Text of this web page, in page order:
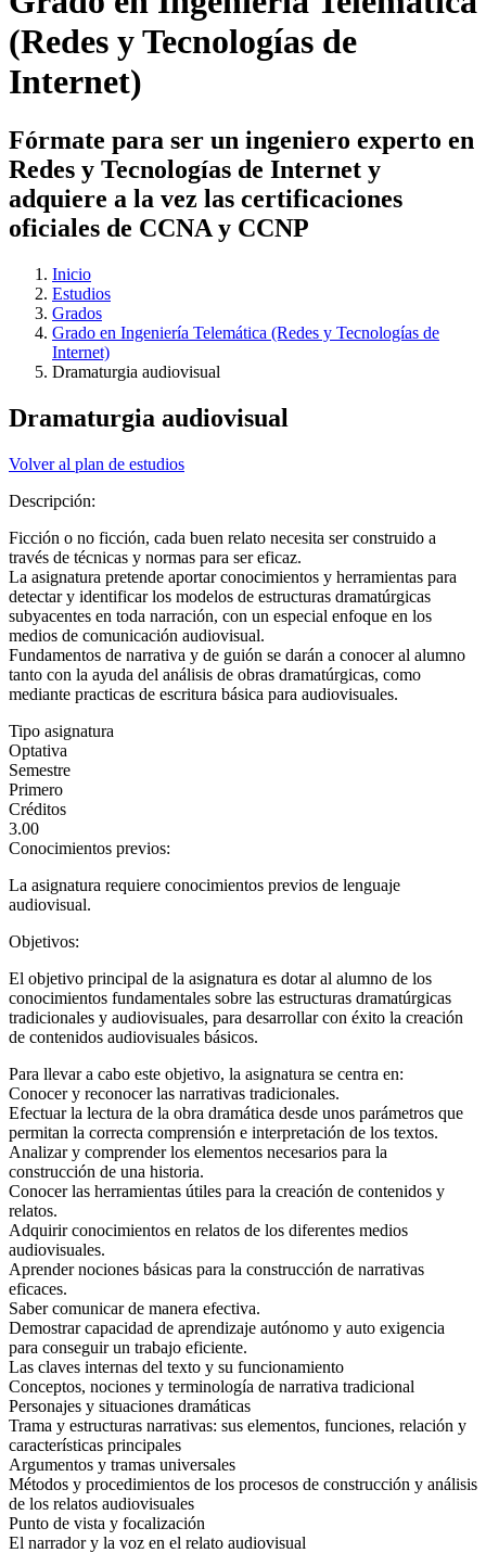
(Redes y Tecnologías de
Internet)
Fórmate para ser un ingeniero experto en
Redes y Tecnologías de Internet y
adquiere a la vez las certificaciones
oficiales de CCNA y CCNP
Inicio
Estudios
Grados
Grado en Ingeniería Telemática (Redes y Tecnologías de
Internet)
Dramaturgia audiovisual
Dramaturgia audiovisual
Volver al plan de estudios
Descripción:
Ficción o no ficción, cada buen relato necesita ser construido a
través de técnicas y normas para ser eficaz.
La asignatura pretende aportar conocimientos y herramientas para
detectar y identificar los modelos de estructuras dramatúrgicas
subyacentes en toda narración, con un especial enfoque en los
medios de comunicación audiovisual.
Fundamentos de narrativa y de guión se darán a conocer al alumno
tanto con la ayuda del análisis de obras dramatúrgicas, como
mediante practicas de escritura básica para audiovisuales.
Tipo asignatura
Optativa
Semestre
Primero
Créditos
3.00
Conocimientos previos:
La asignatura requiere conocimientos previos de lenguaje
audiovisual.
Objetivos:
El objetivo principal de la asignatura es dotar al alumno de los
conocimientos fundamentales sobre las estructuras dramatúrgicas
tradicionales y audiovisuales, para desarrollar con éxito la creación
de contenidos audiovisuales básicos.
Para llevar a cabo este objetivo, la asignatura se centra en:
Conocer y reconocer las narrativas tradicionales.
Efectuar la lectura de la obra dramática desde unos parámetros que
permitan la correcta comprensión e interpretación de los textos.
Analizar y comprender los elementos necesarios para la
construcción de una historia.
Conocer las herramientas útiles para la creación de contenidos y
relatos.
Adquirir conocimientos en relatos de los diferentes medios
audiovisuales.
Aprender nociones básicas para la construcción de narrativas
eficaces.
Saber comunicar de manera efectiva.
Demostrar capacidad de aprendizaje autónomo y auto exigencia
para conseguir un trabajo eficiente.
Las claves internas del texto y su funcionamiento
Conceptos, nociones y terminología de narrativa tradicional
Personajes y situaciones dramáticas
Trama y estructuras narrativas: sus elementos, funciones, relación y
características principales
Argumentos y tramas universales
Métodos y procedimientos de los procesos de construcción y análisis
de los relatos audiovisuales
Punto de vista y focalización
El narrador y la voz en el relato audiovisual